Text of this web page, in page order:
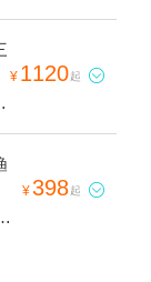
¥ 1120起 
¥398起 